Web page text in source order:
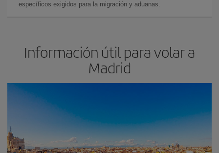
específicos exigidos para la migración y aduanas.
Información útil para volar a
Madrid